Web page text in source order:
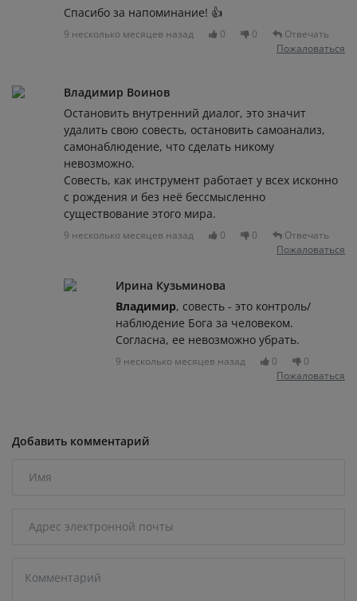
Спасибо за напоминание! 👍
9 несколько месяцев назад 0 0
Отвечать
Пожаловаться
Владимир Воинов
Остановить внутренний диалог, это значит
удалить свою совесть, остановить самоанализ,
самонаблюдение, что сделать никому
невозможно.
Совесть, как инструмент работает у всех исконно
с рождения и без неё бессмысленно
существование этого мира.
9 несколько месяцев назад 0 0
Отвечать
Пожаловаться
Ирина Кузьминова
Владимир, совесть - это контроль/
наблюдение Бога за человеком.
Согласна, ее невозможно убрать.
9 несколько месяцев назад 0
0
Пожаловаться
Добавить комментарий